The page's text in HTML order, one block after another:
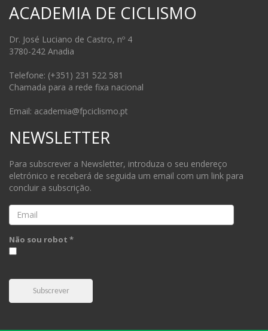
ACADEMIA DE CICLISMO
Dr. José Luciano de Castro, nº 4
3780-242 Anadia
Telefone: (+351) 231 522 581
Chamada para a rede fixa nacional
Email: academia@fpciclismo.pt
NEWSLETTER
Para subscrever a Newsletter, introduza o seu endereço
eletrónico e receberá de seguida um email com um link para
concluir a subscrição.
Email
Não sou robot *
Subscrever